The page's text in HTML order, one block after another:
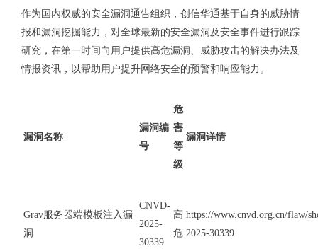
作为国内权威的安全漏洞通告组织，创信华通基于自身的威胁情
报和漏洞挖掘能力，对全球最新的安全漏洞及安全事件进行跟踪
研究，在第一时间向用户提供高危漏洞、威胁攻击的解决办法及
情报资讯，以帮助用户提升网络安全的预警和响应能力。
漏洞名称
漏洞编
号
危
害
等
级
漏洞详情
Grav服务器端模板注入漏
洞
CNVD-
2025-
30339
高
危
https://www.cnvd.org.cn/flaw/
2025-30339